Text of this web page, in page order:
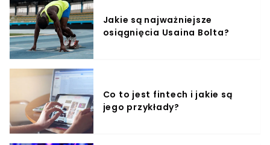
Jakie są najważniejsze
osiągnięcia Usaina Bolta?
Co to jest fintech i jakie są
jego przykłady?